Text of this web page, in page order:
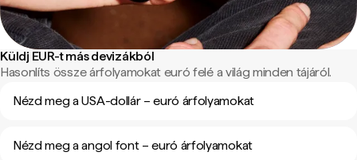
Küldj EUR-t más devizákból
Hasonlíts össze árfolyamokat euró felé a világ minden tájáról.
Nézd meg a USA-dollár – euró árfolyamokat
Nézd meg a angol font – euró árfolyamokat